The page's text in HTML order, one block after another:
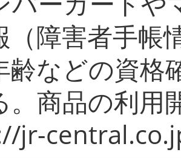
（障害者手帳
齢などの資格
。商品の利用
jr-